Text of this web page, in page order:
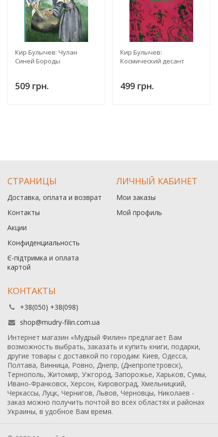
Кир Булычев: Чулан
Синей Бороды
509 грн.
Кир Булычев:
Космический десант
499 грн.
СТРАНИЦЫ
Доставка, оплата и возврат
Контакты
Акции
Конфиденциальность
Є-підтримка и оплата
картой
ЛИЧНЫЙ КАБИНЕТ
Мои заказы
Мой профиль
КОНТАКТЫ
+38(050) +38(098)
shop@mudry-filin.com.ua
Интернет магазин «Мудрый Филин» предлагает Вам
возможность выбрать, заказать и купить книги, подарки,
другие товары с доставкой по городам: Киев, Одесса,
Полтава, Винница, Ровно, Днепр, (Днепропетровск),
Тернополь, Житомир, Ужгород, Запорожье, Харьков, Сумы,
Ивано-Франковск, Херсон, Кировоград, Хмельницкий,
Черкассы, Луцк, Чернигов, Львов, Черновцы, Николаев -
заказ можно получить почтой во всех областях и районах
Украины, в удобное Вам время.